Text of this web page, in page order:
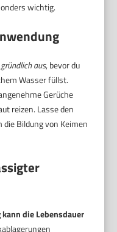
wichtig.
aus, bevor du
Wasser füllst.
Gerüche
reizen. Lasse den
Bildung von Keimen
die Lebensdauer